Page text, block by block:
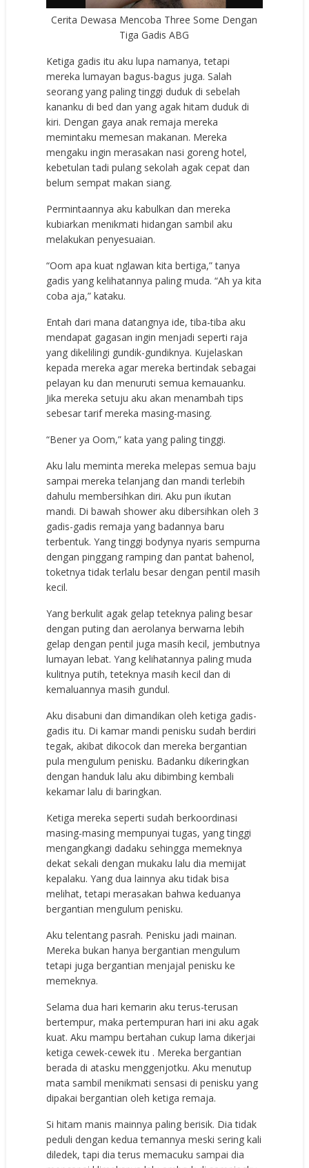
Cerita Dewasa Mencoba Three Some Dengan
Tiga Gadis ABG
Ketiga gadis itu aku lupa namanya, tetapi
mereka lumayan bagus-bagus juga. Salah
seorang yang paling tinggi duduk di sebelah
kananku di bed dan yang agak hitam duduk di
kiri. Dengan gaya anak remaja mereka
memintaku memesan makanan. Mereka
mengaku ingin merasakan nasi goreng hotel,
kebetulan tadi pulang sekolah agak cepat dan
belum sempat makan siang.
Permintaannya aku kabulkan dan mereka
kubiarkan menikmati hidangan sambil aku
melakukan penyesuaian.
“Oom apa kuat nglawan kita bertiga,” tanya
gadis yang kelihatannya paling muda. “Ah ya kita
coba aja,” kataku.
Entah dari mana datangnya ide, tiba-tiba aku
mendapat gagasan ingin menjadi seperti raja
yang dikelilingi gundik-gundiknya. Kujelaskan
kepada mereka agar mereka bertindak sebagai
pelayan ku dan menuruti semua kemauanku.
Jika mereka setuju aku akan menambah tips
sebesar tarif mereka masing-masing.
“Bener ya Oom,” kata yang paling tinggi.
Aku lalu meminta mereka melepas semua baju
sampai mereka telanjang dan mandi terlebih
dahulu membersihkan diri. Aku pun ikutan
mandi. Di bawah shower aku dibersihkan oleh 3
gadis-gadis remaja yang badannya baru
terbentuk. Yang tinggi bodynya nyaris sempurna
dengan pinggang ramping dan pantat bahenol,
toketnya tidak terlalu besar dengan pentil masih
kecil.
Yang berkulit agak gelap teteknya paling besar
dengan puting dan aerolanya berwarna lebih
gelap dengan pentil juga masih kecil, jembutnya
lumayan lebat. Yang kelihatannya paling muda
kulitnya putih, teteknya masih kecil dan di
kemaluannya masih gundul.
Aku disabuni dan dimandikan oleh ketiga gadis-
gadis itu. Di kamar mandi penisku sudah berdiri
tegak, akibat dikocok dan mereka bergantian
pula mengulum penisku. Badanku dikeringkan
dengan handuk lalu aku dibimbing kembali
kekamar lalu di baringkan.
Ketiga mereka seperti sudah berkoordinasi
masing-masing mempunyai tugas, yang tinggi
mengangkangi dadaku sehingga memeknya
dekat sekali dengan mukaku lalu dia memijat
kepalaku. Yang dua lainnya aku tidak bisa
melihat, tetapi merasakan bahwa keduanya
bergantian mengulum penisku.
Aku telentang pasrah. Penisku jadi mainan.
Mereka bukan hanya bergantian mengulum
tetapi juga bergantian menjajal penisku ke
memeknya.
Selama dua hari kemarin aku terus-terusan
bertempur, maka pertempuran hari ini aku agak
kuat. Aku mampu bertahan cukup lama dikerjai
ketiga cewek-cewek itu . Mereka bergantian
berada di atasku menggenjotku. Aku menutup
mata sambil menikmati sensasi di penisku yang
dipakai bergantian oleh ketiga remaja.
Si hitam manis mainnya paling berisik. Dia tidak
peduli dengan kedua temannya meski sering kali
diledek, tapi dia terus memacuku sampai dia